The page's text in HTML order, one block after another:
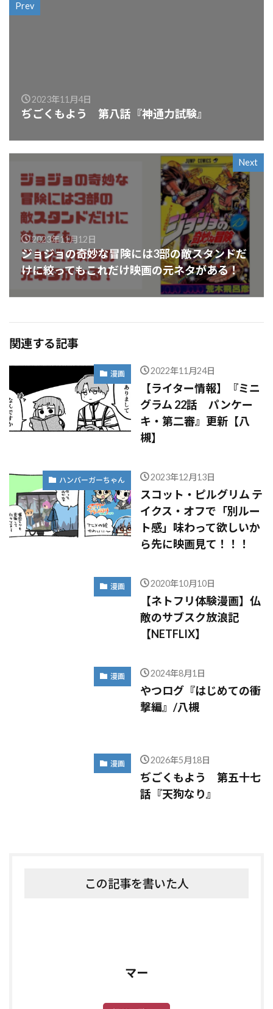
Prev
2023年11月4日
ぢごくもよう 第八話『神通力試験』
Next
2023年11月12日
ジョジョの奇妙な冒険には3部の敵スタンドだ
けに絞ってもこれだけ映画の元ネタがある！
関連する記事
漫画 2022年11月24日
【ライター情報】『ミニ
グラム 22話 パンケー
キ・第二審』更新【八
槻】
ハンバーガーちゃん 2023年12月13日
スコット・ピルグリム テ
イクス・オフで「別ルー
ト感」味わって欲しいか
ら先に映画見て！！！
漫画 2020年10月10日
【ネトフリ体験漫画】仏
敵のサブスク放浪記
【NETFLIX】
漫画 2024年8月1日
やつログ『はじめての衝
撃編』/八槻
漫画 2026年5月18日
ぢごくもよう 第五十七
話『天狗なり』
この記事を書いた人
マー